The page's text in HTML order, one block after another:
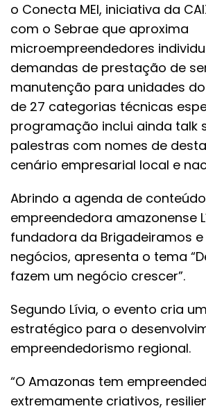
o Conecta MEI, iniciativa da
com o Sebrae que aproxima
microempreendedores
demandas de prestação de
manutenção para unidades
de 27 categorias técnicas
programação inclui ainda talk
palestras com nomes de
cenário empresarial local e
Abrindo a agenda de
empreendedora amazonense
fundadora da Brigadeiramos
negócios, apresenta o tema
fazem um negócio crescer”.
Segundo Lívia, o evento cria
estratégico para o
empreendedorismo regional.
“O Amazonas tem
extremamente criativos,